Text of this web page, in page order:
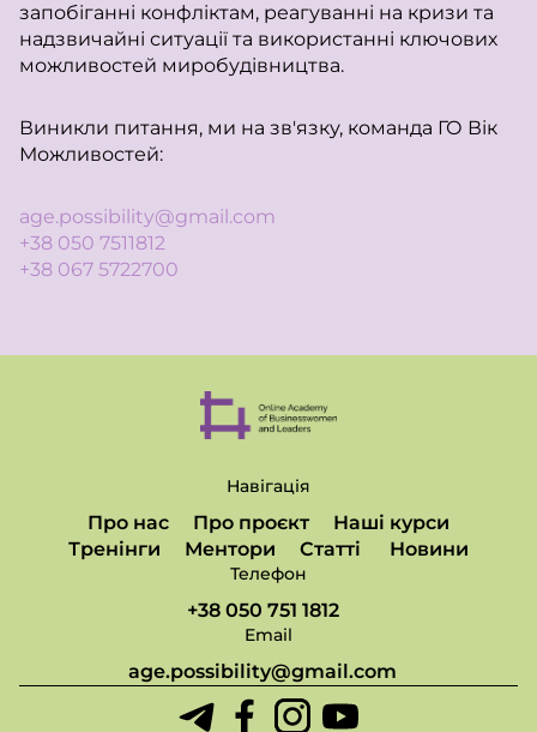
запобіганні конфліктам, реагуванні на кризи та
надзвичайні ситуації та використанні ключових
можливостей миробудівництва.
Виникли питання, ми на зв'язку, команда ГО Вік
Можливостей:
age.possibility@gmail.com
+38 050 7511812
+38 067 5722700
Навігація
Про нас Про проєкт
Наші курси
Тренінги
Ментори Статті Новини
Телефон
+38 050 751 1812
Email
age.possibility@gmail.com